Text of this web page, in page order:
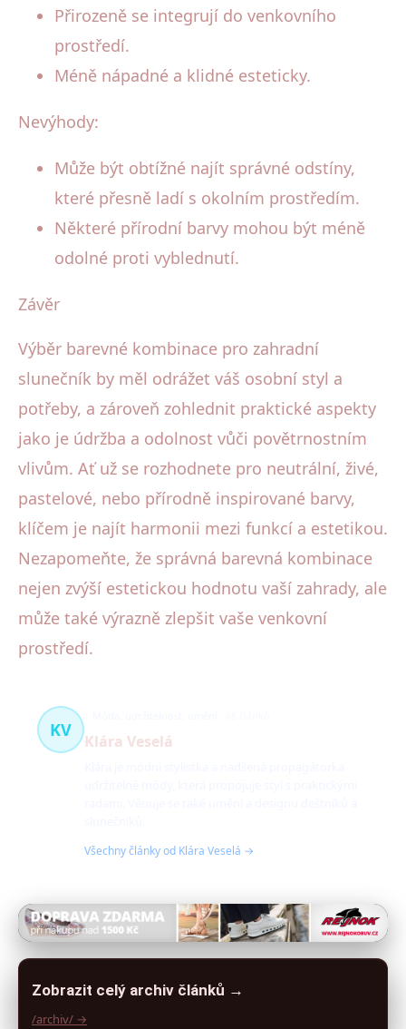
Přirozeně se integrují do venkovního
prostředí.
Méně nápadné a klidné esteticky.
Nevýhody:
Může být obtížné najít správné odstíny,
které přesně ladí s okolním prostředím.
Některé přírodní barvy mohou být méně
odolné proti vyblednutí.
Závěr
Výběr barevné kombinace pro zahradní
slunečník by měl odrážet váš osobní styl a
potřeby, a zároveň zohlednit praktické aspekty
jako je údržba a odolnost vůči povětrnostním
vlivům. Ať už se rozhodnete pro neutrální, živé,
pastelové, nebo přírodně inspirované barvy,
klíčem je najít harmonii mezi funkcí a estetikou.
Nezapomeňte, že správná barevná kombinace
nejen zvýší estetickou hodnotu vaší zahrady, ale
může také výrazně zlepšit vaše venkovní
prostředí.
KV
Klára Veselá
Všechny články od Klára Veselá →
Zobrazit celý archiv článků →
/archiv/ →